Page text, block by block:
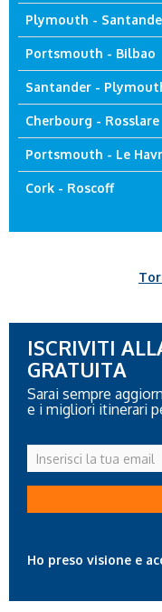
Plymouth -
Portsmouth - Bilbao
Santander -
Cherbourg - Rosslare
Portsmouth - Le
Cork - Roscoff
ISCRIVITI
GRATUITA
Sarai sempre
e i migliori itinerari
Inserisci
la
tua
Ho preso visione e